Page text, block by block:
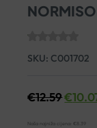
SKU: C001702
€12.59€
Naša najniža cijena: € 8.39